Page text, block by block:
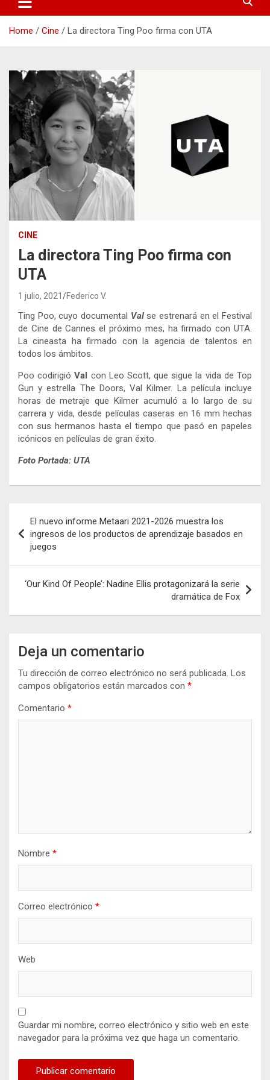
Home Cine La directora Ting Poo firma con UTA
CINE
La directora Ting Poo firma con
UTA
1 julio, 2021 Federico V.
Ting Poo, cuyo documental Valse estrenará en el Festival
de Cine de Cannes el próximo mes, ha firmado con UTA.
La cineasta ha firmado con la agencia de talentos en
todos los ámbitos.
Poo codirigióVal con Leo Scott, que sigue la vida de Top
Gun y estrella The Doors, Val Kilmer. La película incluye
horas de metraje que Kilmer acumuló a lo largo de su
carrera y vida, desde películas caseras en 16 mm hechas
con sus hermanos hasta el tiempo que pasó en papeles
icónicos en películas de gran éxito.
Foto Portada: UTA
de
entradas
El nuevo informe Metaari 2021-2026 muestra los
ingresos de los productos de aprendizaje basados ​​en
juegos
‘Our Kind Of People’: Nadine Ellis protagonizará la serie
dramática de Fox
Deja un comentario
Tu dirección de correo electrónico no será publicada. Los
campos obligatorios están marcados con *
Comentario *
Nombre *
Correo electrónico *
Web
Guardar mi nombre, correo electrónico y sitio web en este
navegador para la próxima vez que haga un comentario.